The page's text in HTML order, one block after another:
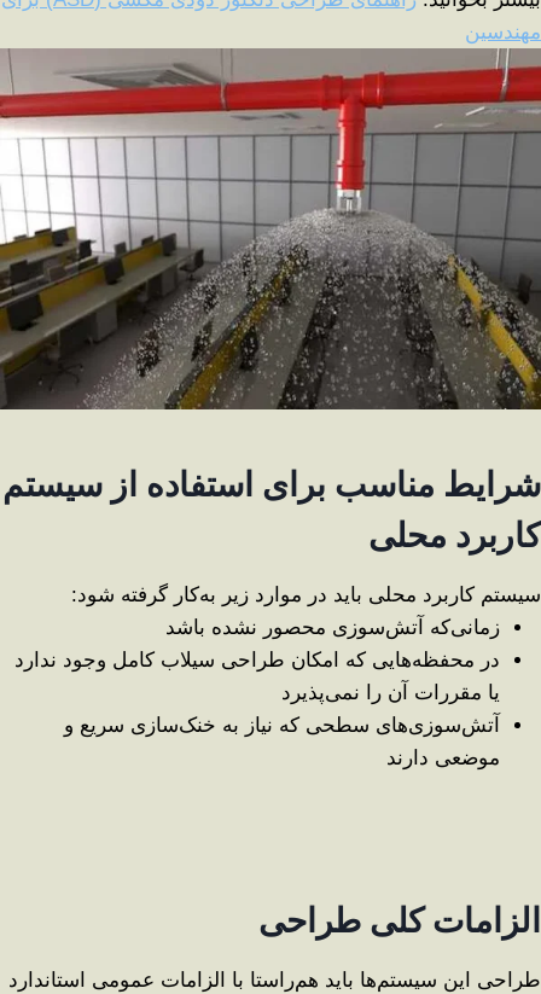
مهندسین
شرایط مناسب برای استفاده از سیستم
کاربرد محلی
سیستم کاربرد محلی باید در موارد زیر به‌کار گرفته شود:
زمانی‌که آتش‌سوزی محصور نشده باشد
در محفظه‌هایی که امکان طراحی سیلاب کامل وجود ندارد
یا مقررات آن را نمی‌پذیرد
آتش‌سوزی‌های سطحی که نیاز به خنک‌سازی سریع و
موضعی دارند
الزامات کلی طراحی
طراحی این سیستم‌ها باید هم‌راستا با الزامات عمومی استاندارد